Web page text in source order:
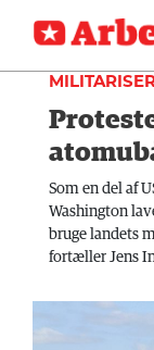
SEKTIONER
MENER
FAGLIGT
LOG IND
Som en del af
Washington
bruge landets
fortæller Jens